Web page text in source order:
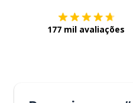
177 mil avaliações